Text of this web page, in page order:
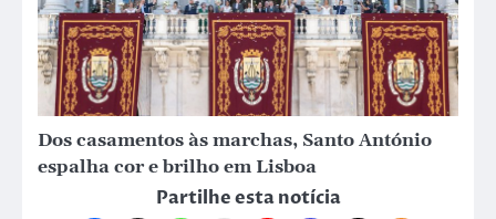
Dos casamentos às marchas, Santo António
espalha cor e brilho em Lisboa
Partilhe esta notícia